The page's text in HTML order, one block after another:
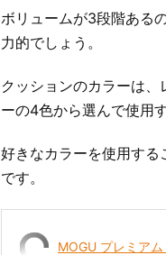
ボリュームが3段階ある
力的でしょう。
クッションのカラーは
ーの4色から選んで使用
好きなカラーを使用する
です。
MOGU プレミア